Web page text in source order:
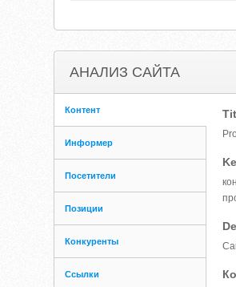
АНАЛИЗ САЙТА
Контент
Информер
Посетители
Позиции
Конкуренты
Ссылки